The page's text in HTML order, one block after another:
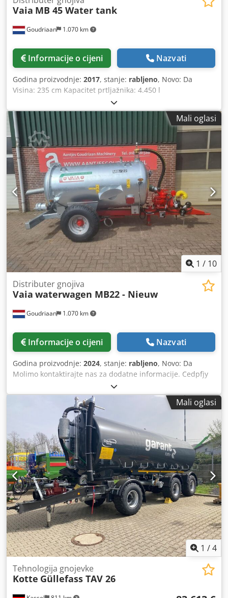
Goudriaan 1.070 km
Vaia MB 45 Water tank
Informacije o cijeni Nazvati
Godina proizvodnje: 2017, stanje: rabljeno, Novo: Da
Visina: 235 cm Kapacitet prtljažnika: 4.450 l
Mali oglasi
1 / 10
Goudriaan 1.070 km
Distributer gnojiva
Vaia waterwagen MB22 - Nieuw
Informacije o cijeni Nazvati
Godina proizvodnje: 2024, stanje: rabljeno, Novo: Da
Molimo kontaktirajte nas za dodatne informacije. Cedpfjy
Mali oglasi
1 /4
Tehnologija gnojevke
Kotte Güllefass TAV 26